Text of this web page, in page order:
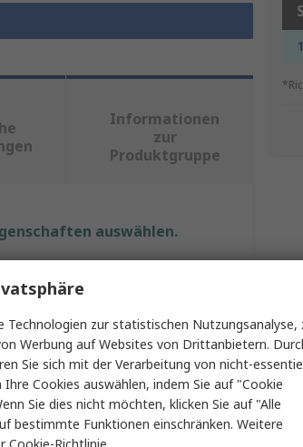
Informationen
zur
Produktgruppe
auswählen.
500mm
IC-Buchse USB-Kabel
USB Typ C
Technologien zur statistischen Nutzungsanalyse,
Werbung auf Websites von Drittanbietern.
Sie sich mit der Verarbeitung von nicht-
Cookies auswählen, indem Sie auf "Cookie
Sie dies nicht möchten, klicken Sie auf "Alle
bestimmte Funktionen einschränken. Weitere
Cookie-Richtlinie.